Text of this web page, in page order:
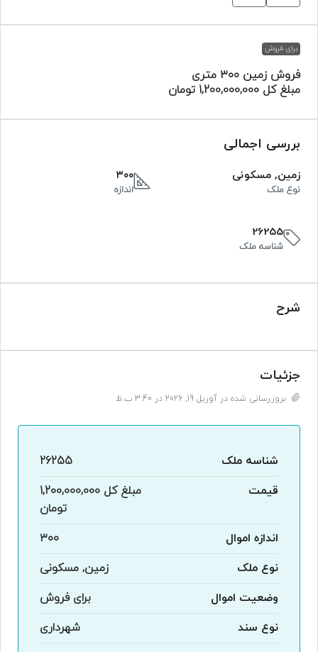
برای فروش
فروش زمین ۳۰۰ متری
مبلغ کل 1,200,000,000 تومان
بررسی اجمالی
زمین, مسکونی
نوع ملک
۳۰۰
اندازه
26255
شناسه ملک
شرح
جزئیات
بروزرسانی شده در آوریل 19, 2026 در 3:40 ب.ظ
شناسه ملک
26255
قیمت
مبلغ کل 1,200,000,000
تومان
اندازه اموال
۳۰۰
نوع ملک
زمین, مسکونی
وضعیت اموال
برای فروش
نوع سند
شهرداری